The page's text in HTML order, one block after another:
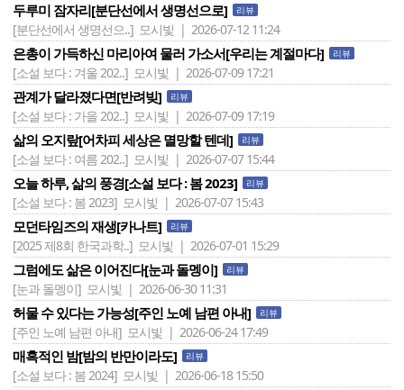
두루미 잠자리[분단선에서 생명선으로] 리뷰
[분단선에서 생명선으..] 모시빛 | 2026-07-12 11:24
은총이 가득하신 마리아여 물러 가소서[우리는 계절마다] 리뷰
[소설 보다 : 겨울 202..] 모시빛 | 2026-07-09 17:21
관계가 달라졌다면[반려빚] 리뷰
[소설 보다 : 가을 202..] 모시빛 | 2026-07-09 17:19
삶의 오지랖[어차피 세상은 멸망할 텐데] 리뷰
[소설 보다 : 여름 202..] 모시빛 | 2026-07-07 15:44
오늘 하루, 삶의 풍경[소설 보다 : 봄 2023] 리뷰
[소설 보다 : 봄 2023] 모시빛 | 2026-07-07 15:43
모던타임즈의 재생[카나트] 리뷰
[2025 제8회 한국과학..] 모시빛 | 2026-07-01 15:29
그럼에도 삶은 이어진다[눈과 돌멩이] 리뷰
[눈과 돌멩이] 모시빛 | 2026-06-30 11:31
허물 수 있다는 가능성[주인 노예 남편 아내] 리뷰
[주인 노예 남편 아내] 모시빛 | 2026-06-24 17:49
매혹적인 밤[밤의 반만이라도] 리뷰
[소설 보다 : 봄 2024] 모시빛 | 2026-06-18 15:50